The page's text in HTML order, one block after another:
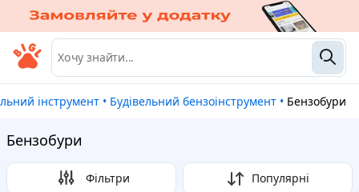
інструмент • Будівельний бензоінструмент • Бензобури
Бензобури
Фільтри Популярні